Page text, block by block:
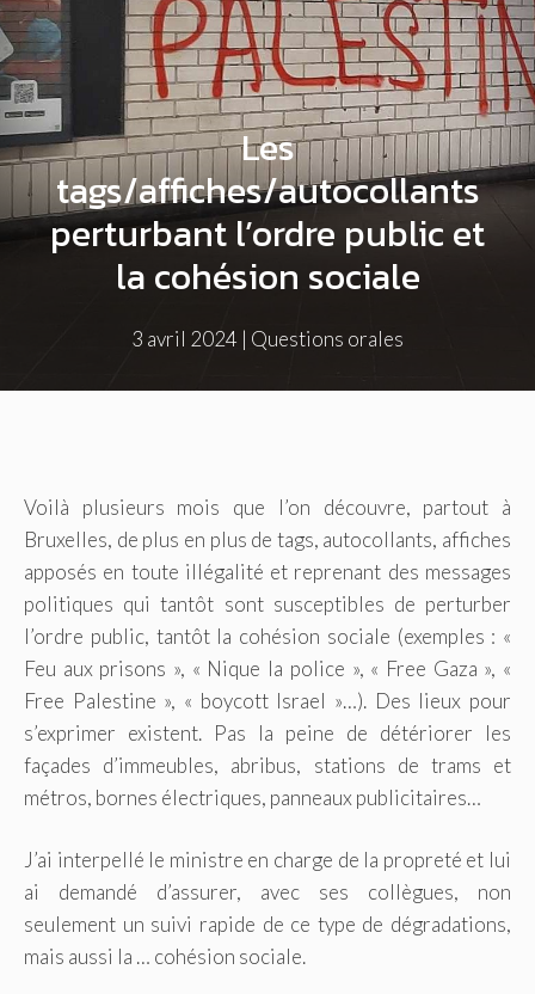
Les
tags/affiches/autocollants
perturbant l’ordre public et
la cohésion sociale
3 avril 2024 | Questions orales
Voilà plusieurs mois que l’on découvre, partout à
Bruxelles, de plus en plus de tags, autocollants, affiches
apposés en toute illégalité et reprenant des messages
politiques qui tantôt sont susceptibles de perturber
l’ordre public, tantôt la cohésion sociale (exemples : «
Feu aux prisons », « Nique la police », « Free Gaza », «
Free Palestine », « boycott Israel »…). Des lieux pour
s’exprimer existent. Pas la peine de détériorer les
façades d’immeubles, abribus, stations de trams et
métros, bornes électriques, panneaux publicitaires…
J’ai interpellé le ministre en charge de la propreté et lui
ai demandé d’assurer, avec ses collègues, non
seulement un suivi rapide de ce type de dégradations,
mais aussi la … cohésion sociale.